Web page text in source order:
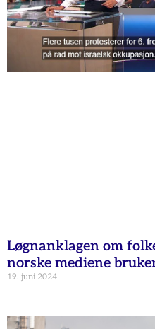
Løgnanklagen om
norske mediene
19. juni 2024